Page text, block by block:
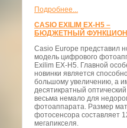
Подробнее...
CASIO EXILIM EX-H5 –
БЮДЖЕТНЫЙ
Casio Europe представил
модель цифрового
Exilim EX-H5. Главной
новинки является
большому увеличению, а
десятикратный оптический
весьма немало для
фотоаппарата. Размер
фотосенсора составляет
мегапикселя.